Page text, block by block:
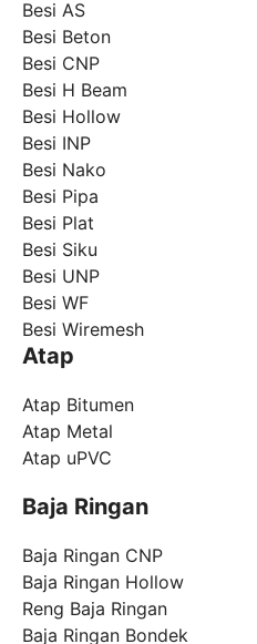
Besi AS
Besi Beton
Besi CNP
Besi H Beam
Besi Hollow
Besi INP
Besi Nako
Besi Pipa
Besi Plat
Besi Siku
Besi UNP
Besi WF
Besi Wiremesh
Atap
Atap Bitumen
Atap Metal
Atap uPVC
Baja Ringan
Baja Ringan CNP
Baja Ringan Hollow
Reng Baja Ringan
Baja Ringan Bondek